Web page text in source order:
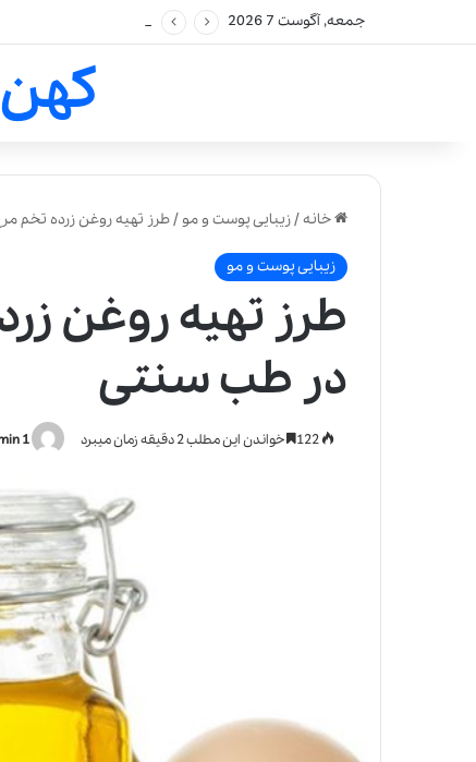
جمعه, آگوست 7 2026
خانه/زیبایی پوست و مو /طرز تهیه روغن زرده تخم
زیبایی پوست و مو
طرز تهیه روغن
در طب سنتی
1 خواندن این مطلب 2 دقیقه زمان میبرد